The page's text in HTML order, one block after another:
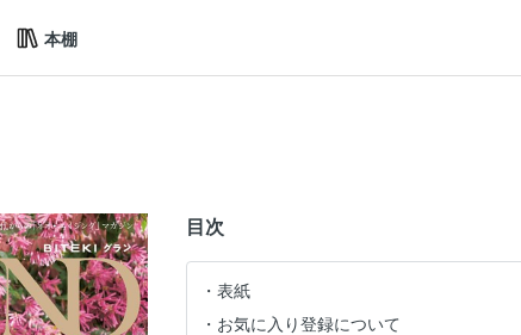
本棚
目次
表紙
お気に入り登録について